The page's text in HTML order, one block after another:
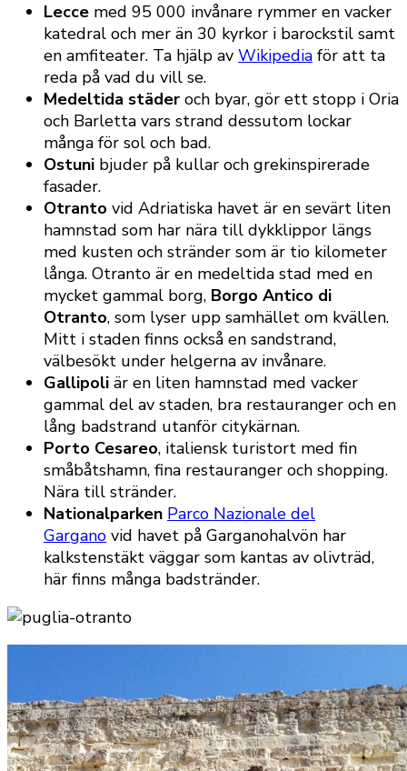
Lecce med 95 000 invånare rymmer en vacker
katedral och mer än 30 kyrkor i barockstil samt
en amfiteater. Ta hjälp av Wikipedia för att ta
reda på vad du vill se.
Medeltida städer och byar, gör ett stopp i Oria
och Barletta vars strand dessutom lockar
många för sol och bad.
Ostuni bjuder på kullar och grekinspirerade
fasader.
Otranto vid Adriatiska havet är en sevärt liten
hamnstad som har nära till dykklippor längs
med kusten och stränder som är tio kilometer
långa. Otranto är en medeltida stad med en
mycket gammal borg, Borgo Antico di
Otranto, som lyser upp samhället om kvällen.
Mitt i staden finns också en sandstrand,
välbesökt under helgerna av invånare.
Gallipoli är en liten hamnstad med vacker
gammal del av staden, bra restauranger och en
lång badstrand utanför citykärnan.
Porto Cesareo, italiensk turistort med fin
småbåtshamn, fina restauranger och shopping.
Nära till stränder.
Nationalparken Parco Nazionale del
Gargano vid havet på Garganohalvön har
kalkstenstäkt väggar som kantas av olivträd,
här finns många badstränder.